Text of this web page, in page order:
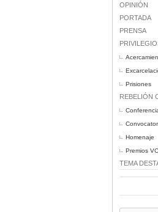
OPINIÓN
PORTADA
PRENSA
Prisiones
REBELIÓN
Homenaje
Premios
TEMA